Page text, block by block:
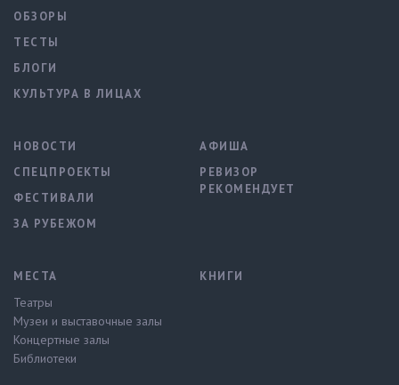
ОБЗОРЫ
ТЕСТЫ
БЛОГИ
КУЛЬТУРА В ЛИЦАХ
НОВОСТИ
СПЕЦПРОЕКТЫ
ФЕСТИВАЛИ
ЗА РУБЕЖОМ
АФИША
РЕВИЗОР
РЕКОМЕНДУЕТ
МЕСТА
Театры
Музеи и выставочные залы
Концертные залы
Библиотеки
КНИГИ